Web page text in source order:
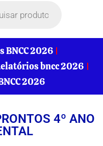
BNCC 2026
bncc 2026
2026
4º ANO